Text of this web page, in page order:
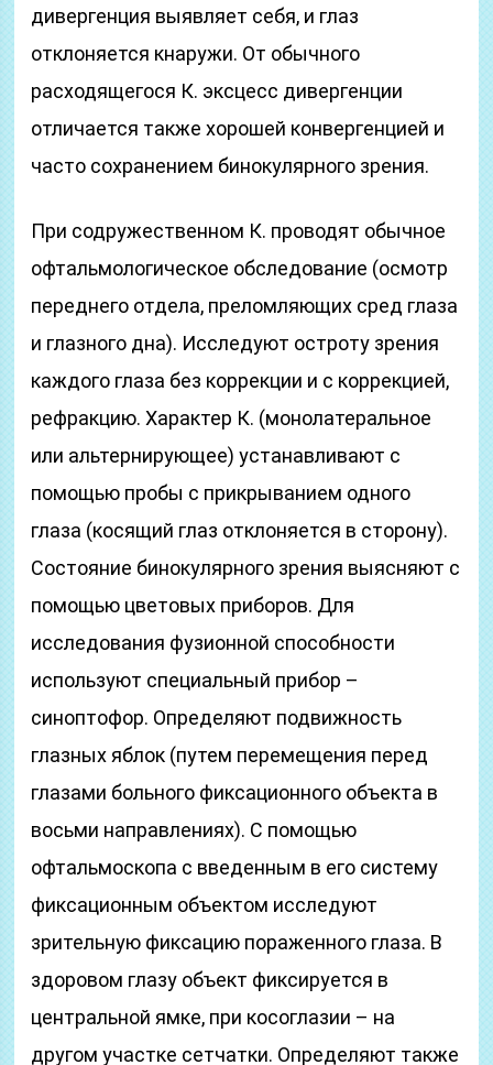
дивергенция выявляет себя, и глаз
отклоняется кнаружи. От обычного
расходящегося К. эксцесс дивергенции
отличается также хорошей конвергенцией и
часто сохранением бинокулярного зрения.
При содружественном К. проводят обычное
офтальмологическое обследование (осмотр
переднего отдела, преломляющих сред глаза
и глазного дна). Исследуют остроту зрения
каждого глаза без коррекции и с коррекцией,
рефракцию. Характер К. (монолатеральное
или альтернирующее) устанавливают с
помощью пробы с прикрыванием одного
глаза (косящий глаз отклоняется в сторону).
Состояние бинокулярного зрения выясняют с
помощью цветовых приборов. Для
исследования фузионной способности
используют специальный прибор –
синоптофор. Определяют подвижность
глазных яблок (путем перемещения перед
глазами больного фиксационного объекта в
восьми направлениях). С помощью
офтальмоскопа с введенным в его систему
фиксационным объектом исследуют
зрительную фиксацию пораженного глаза. В
здоровом глазу объект фиксируется в
центральной ямке, при косоглазии – на
другом участке сетчатки. Определяют также